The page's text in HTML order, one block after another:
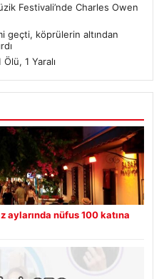
Festivali’nde Charles Owen
geçti, köprülerin altından
Ölü, 1 Yaralı
aylarında nüfus 100 katına